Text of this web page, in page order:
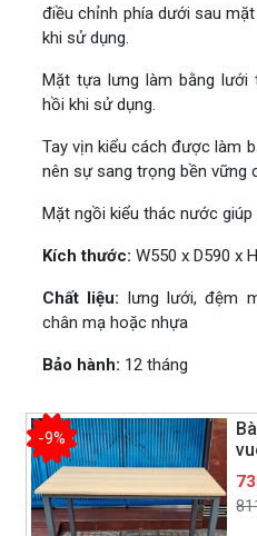
điều chỉnh phía dưới sau
khi sử dụng.
Mặt tựa lưng làm bằng
hồi khi sử dụng.
Tay vịn kiểu cách được làm
nên sự sang trọng bền vững
Mặt ngồi kiểu thác nước
Kích thước: W550 x D590 x
Chất liệu: lưng lưới, đệm
chân mạ hoặc nhựa
Bảo hành: 12 tháng
-9%